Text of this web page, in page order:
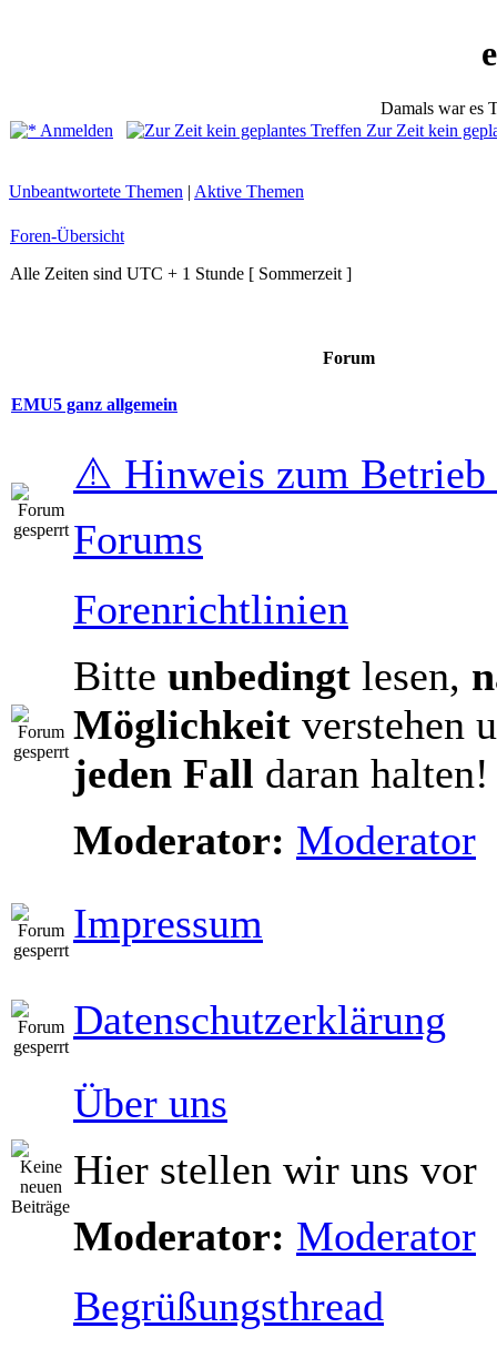
Damals war es
Anmelden
Zur Zeit kein
Unbeantwortete Themen | Aktive Themen
Foren-Übersicht
Alle Zeiten sind UTC + 1 Stunde [ Sommerzeit ]
Forum
EMU5 ganz allgemein
⚠️ Hinweis zum Betrieb
Forums
Forenrichtlinien
Bitte unbedingt lesen,
Möglichkeit verstehen
jeden Fall daran halten!
Moderator: Moderator
Impressum
Datenschutzerklärung
Über uns
Hier stellen wir uns vor
Moderator: Moderator
Begrüßungsthread